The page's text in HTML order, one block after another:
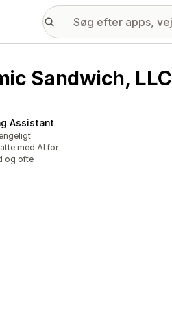
Sandwich, LLC
Assistant
med AI for
og ofte